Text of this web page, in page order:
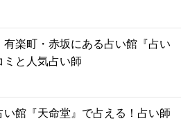
楽町・赤坂にある占い館『占い
と人気占い師
い館『天命堂』で占える！占い師